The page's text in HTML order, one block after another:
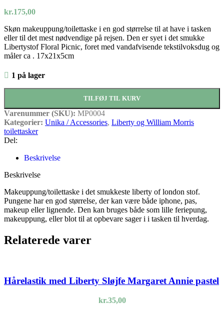
kr.175,00
Skøn makeuppung/toilettaske i en god størrelse til at have i tasken
eller til det mest nødvendige på rejsen. Den er syet i det smukke
Libertystof Floral Picnic, foret med vandafvisende tekstilvoksdug og
måler ca . 17x21x5cm
1 på lager
TILFØJ TIL KURV
Varenummer (SKU): MP0004
Kategorier: Unika / Accessories, Liberty og William Morris
toilettasker
Del:
Beskrivelse
Beskrivelse
Makeuppung/toilettaske i det smukkeste liberty of london stof.
Pungene har en god størrelse, der kan være både iphone, pas,
makeup eller lignende. Den kan bruges både som lille feriepung,
makeuppung, eller blot til at opbevare sager i i tasken til hverdag.
Relaterede varer
Hårelastik med Liberty Sløjfe Margaret Annie pastel
kr.35,00